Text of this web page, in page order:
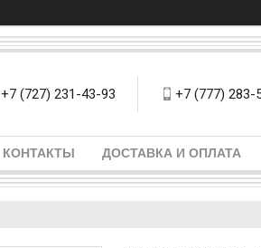
+7 (727) 231-43-93 +7 (777) 283-
КОНТАКТЫ ДОСТАВКА И ОПЛАТА